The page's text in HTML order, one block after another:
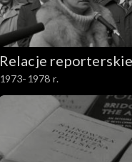
Relacje reporterskie
1973-1978 r.